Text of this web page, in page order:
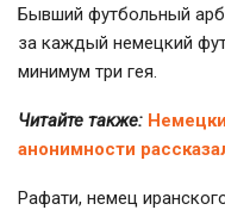
Бывший футбольный
за каждый немецкий
минимум три гея.
Читайте также:
анонимности
Рафати, немец